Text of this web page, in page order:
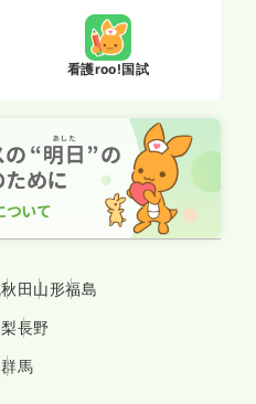
看護roo!国試
秋田山形福島
長野
群馬